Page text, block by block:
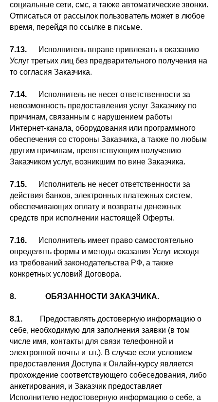
социальные сети, смс, а также автоматические звонки.
Отписаться от рассылок пользователь может в любое
время, перейдя по ссылке в письме.
7.13.
Исполнитель вправе привлекать к оказанию
Услуг третьих лиц без предварительного получения на
то согласия Заказчика.
7.14.
Исполнитель не несет ответственности за
невозможность предоставления услуг Заказчику по
причинам, связанным с нарушением работы
Интернет-канала, оборудования или программного
обеспечения со стороны Заказчика, а также по любым
другим причинам, препятствующим получению
Заказчиком услуг, возникшим по вине Заказчика.
7.15.
Исполнитель не несет ответственности за
действия банков, электронных платежных систем,
обеспечивающих оплату и возвраты денежных
средств при исполнении настоящей Оферты.
7.16.
Исполнитель имеет право самостоятельно
определять формы и методы оказания Услуг исходя
из требований законодательства РФ, а также
конкретных условий Договора.
8. ОБЯЗАННОСТИ ЗАКАЗЧИКА.
8.1.
Предоставлять достоверную информацию о
себе, необходимую для заполнения заявки (в том
числе имя, контакты для связи телефонной и
электронной почты и т.п.). В случае если условием
предоставления Доступа к Онлайн-курсу является
прохождение соответствующего собеседования, либо
анкетирования, и Заказчик предоставляет
Исполнителю недостоверную информацию о себе, а